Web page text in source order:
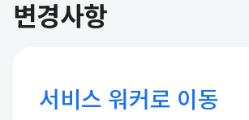
변경사항
서비스 워커로 이동